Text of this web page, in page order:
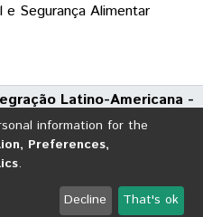
Segurança Alimentar
Latino-Americana -
1000 - Polo Universitário
do Iguaçu - Paraná
© 2002-2026 LYRASIS
information for the
Preferences,
.
Decline That's ok